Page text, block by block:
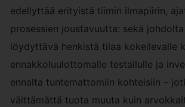
edellyttää erityistä tiimin ilmapiirin,
prosessien joustavuutta: sekä
löydyttävä henkistä tilaa kokeilevalle
ennakkoluulottomalle testailulle ja
ennalta tuntemattomiin kohteisiin –
välttämättä tuota muuta kuin